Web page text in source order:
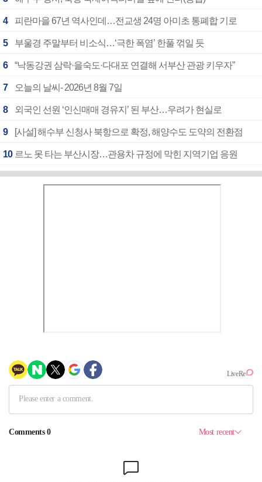
4 피란마을 67년 역사인데…전교생 24명 아미초 통폐합 기로
5 부울경 주말부터 비소식…‘극한 폭염’ 한풀 꺾일 듯
6 “낙동강권 삼락·을숙도·다대포 연결해 서부산 관광 키우자”
7 오늘의 날씨- 2026년 8월 7일
8 외국인 선원 ‘인신매매 경유지’ 된 부산…우려가 현실로
9 [사설] 해수부 신청사 북항으로 확정, 해양수도 도약의 전환점
10 르노 못 타는 부산시장…관용차 규정에 막힌 지역기업 응원